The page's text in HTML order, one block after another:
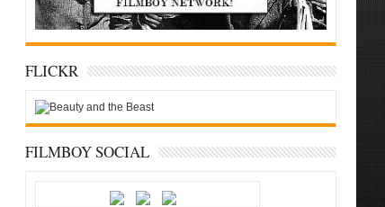
FLICKR
FILMBOY SOCIAL